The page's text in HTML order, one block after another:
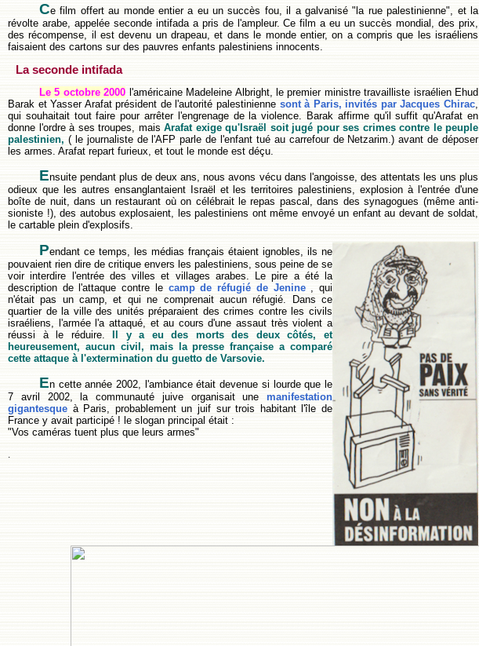
Ce film offert au monde entier a eu un succès fou, il a galvanisé "la rue palestinienne", et la
révolte arabe, appelée seconde intifada a pris de l'ampleur. Ce film a eu un succès mondial, des prix,
des récompense, il est devenu un drapeau, et dans le monde entier, on a compris que les israéliens
faisaient des cartons sur des pauvres enfants palestiniens innocents.
La seconde intifada
Le 5 octobre 2000 l'américaine Madeleine Albright, le premier ministre travailliste israélien Ehud
Barak et Yasser Arafat président de l'autorité palestinienne sont à Paris, invités par Jacques Chirac
qui souhaitait tout faire pour arrêter l'engrenage de la violence. Barak affirme qu'il suffit qu'Arafat en
donne l'ordre à ses troupes, mais Arafat exige qu'Israël soit jugé pour ses crimes contre le peuple
palestinien, ( le journaliste de l'AFP parle de l'enfant tué au carrefour de Netzarim.) avant de déposer
les armes. Arafat repart furieux, et tout le monde est déçu.
Ensuite pendant plus de deux ans, nous avons vécu dans l'angoisse, des attentats les uns plus
odieux que les autres ensanglantaient Israël et les territoires palestiniens, explosion à l'entrée d'une
boîte de nuit, dans un restaurant où on célébrait le repas pascal, dans des synagogues (même anti-
sioniste !), des autobus explosaient, les palestiniens ont même envoyé un enfant au devant de soldat,
le cartable plein d'explosifs.
Pendant ce temps, les médias français étaient ignobles, ils ne
pouvaient rien dire de critique envers les palestiniens, sous peine de se
voir interdire l'entrée des villes et villages arabes. Le pire a été la
description de l'attaque contre le camp de réfugié de Jenine, qui
n'était pas un camp, et qui ne comprenait aucun réfugié. Dans ce
quartier de la ville des unités préparaient des crimes contre les civils
israéliens, l'armée l'a attaqué, et au cours d'une assaut très violent a
réussi à le réduire.
Il y a eu des morts des deux côtés, et
heureusement, aucun civil, mais la presse française a comparé
cette attaque à l'extermination du guetto de Varsovie.
En cette année 2002, l'ambiance était devenue si lourde que le
7 avril 2002, la communauté juive organisait une manifestation
gigantesque à Paris, probablement un juif sur trois habitant l'île de
France y avait participé ! le slogan principal était :
"Vos caméras tuent plus que leurs armes"
.